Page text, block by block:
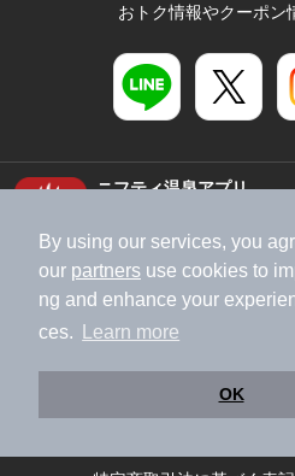
By using our services, you
our partners use cookies to
ng and enhance your
ces.
Learn more
OK
おトク情報やクーポン
ニフティ温泉アプリ
今すぐダウンロード！
ご意見ご要望 ・お問い合わせ
施設データの新規追加や修正依頼も
スマートフォ